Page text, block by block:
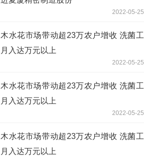
2022-05-25
木水花市场带动超23万农户增收 洗菌工
月入达万元以上
2022-05-25
木水花市场带动超23万农户增收 洗菌工
月入达万元以上
2022-05-25
木水花市场带动超23万农户增收 洗菌工
月入达万元以上